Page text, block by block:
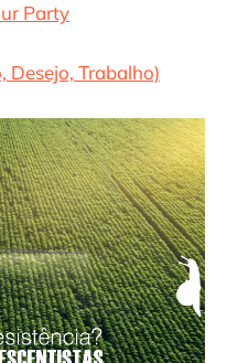
Party
Desejo, Trabalho)